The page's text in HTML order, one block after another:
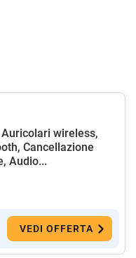
wireless,
Cancellazione
Audio...
VEDI OFFERTA